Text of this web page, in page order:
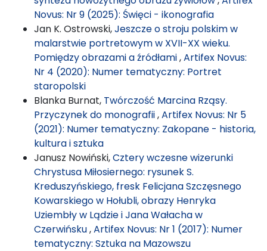
Novus: Nr 9 (2025): Święci - ikonografia
Jan K. Ostrowski,Jeszcze o stroju polskim w
malarstwie portretowym w XVII-XX wieku.
Pomiędzy obrazami a źródłami,Artifex Novus:
Nr 4 (2020): Numer tematyczny: Portret
staropolski
Blanka Burnat, Twórczość Marcina Rząsy.
Przyczynek do monografii,Artifex Novus: Nr 5
(2021): Numer tematyczny: Zakopane - historia,
kultura i sztuka
Janusz Nowiński,Cztery wczesne wizerunki
Chrystusa Miłosiernego: rysunek S.
Kreduszyńskiego, fresk Felicjana Szczęsnego
Kowarskiego w Hołubli, obrazy Henryka
Uziembły w Lądzie i Jana Wałacha w
Czerwińsku,Artifex Novus: Nr 1 (2017): Numer
tematyczny: Sztuka na Mazowszu